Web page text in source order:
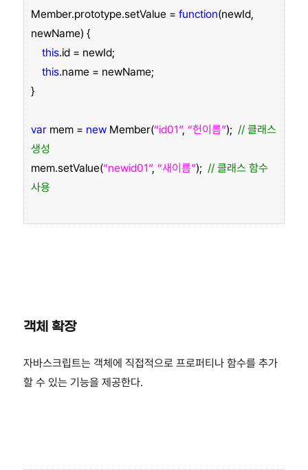
Member.prototype.setValue =function(newId,
newName) {
this.id = newId;
this.name = newName;
}
var mem = new Member(“id01”,“헌이름”);// 클래스
생성
mem.setValue(“newid01”,“새이름”);// 클래스 함수
사용
객체 확장
자바스크립트는 객체에 직접적으로 프로퍼티나 함수를 추가
할 수 있는 기능을 제공한다.